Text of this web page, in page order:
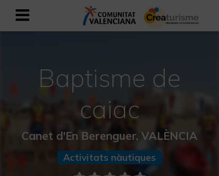
Valencià
Mediterrani Actiu i Esportiu
Mediterrani Cultural
Mediterrani Rural i Natural
Baptisme de
caiac
Canet d'En Berenguer, VALÈNCIA
Activitats nàutiques